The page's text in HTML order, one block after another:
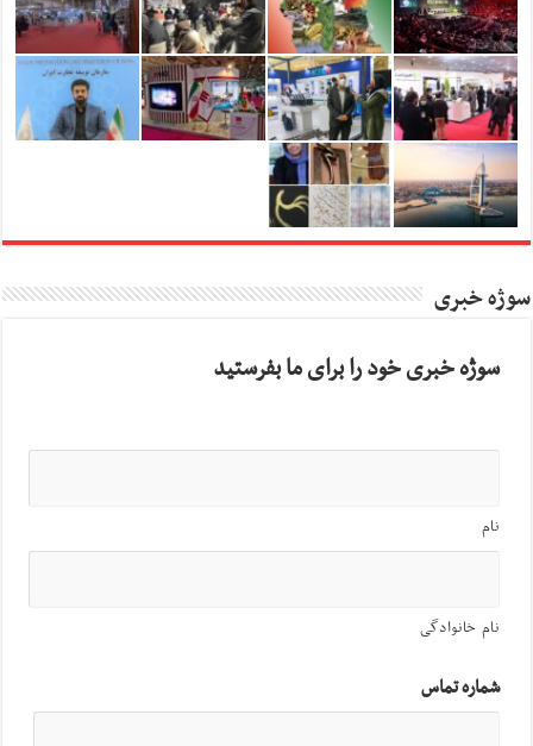
سوژه خبری
سوژه خبری خود را برای ما بفرستید
نام
نام خانوادگی
شماره تماس